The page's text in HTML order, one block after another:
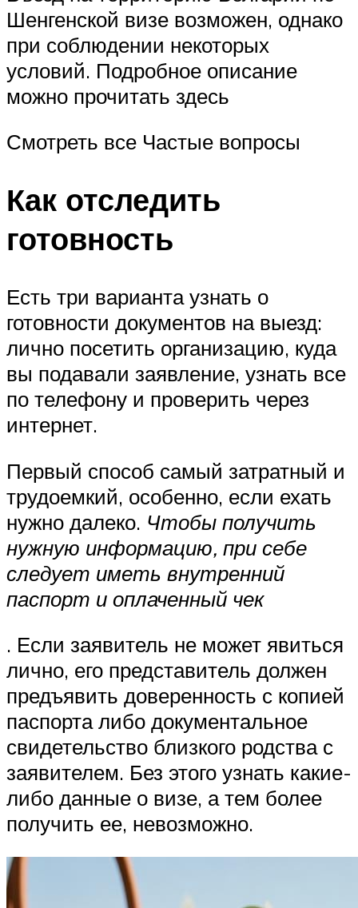
Шенгенской визе возможен, однако
при соблюдении некоторых
условий. Подробное описание
можно прочитать здесь
Смотреть все Частые вопросы
Как отследить
готовность
Есть три варианта узнать о
готовности документов на выезд:
лично посетить организацию, куда
вы подавали заявление, узнать все
по телефону и проверить через
интернет.
Первый способ самый затратный и
трудоемкий, особенно, если ехать
нужно далеко. Чтобы получить
нужную информацию, при себе
следует иметь внутренний
паспорт и оплаченный чек
. Если заявитель не может явиться
лично, его представитель должен
предъявить доверенность с копией
паспорта либо документальное
свидетельство близкого родства с
заявителем. Без этого узнать какие-
либо данные о визе, а тем более
получить ее, невозможно.